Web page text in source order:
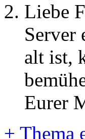
Liebe
Server
alt ist,
Eurer
+ Thema